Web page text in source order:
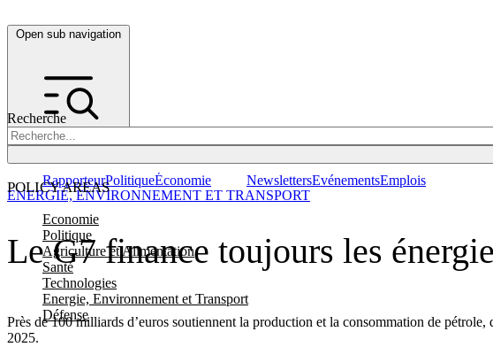
Open sub navigation
Recherche
POLICY AREAS
Economie
Politique
Agriculture et Alimentation
Santé
Technologies
Energie, Environnement et Transport
Défense
RapporteurPolitiqueÉconomie NewslettersEvénementsEmplois
Le G7 finance toujours les
Près de 100 milliards d’euros soutiennent la production et la consommation de
2025.
ENERGIE, ENVIRONNEMENT ET TRANSPORT